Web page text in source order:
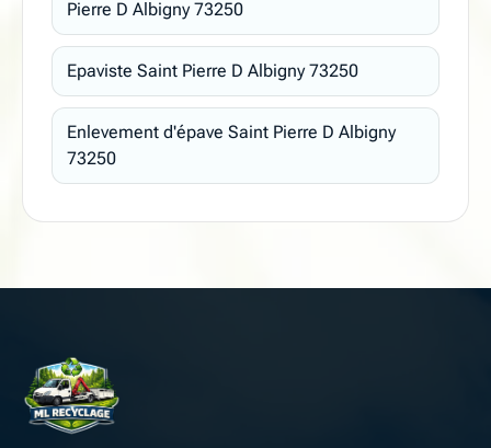
Pierre D Albigny 73250
Epaviste Saint Pierre D Albigny 73250
Enlevement d'épave Saint Pierre D Albigny
73250